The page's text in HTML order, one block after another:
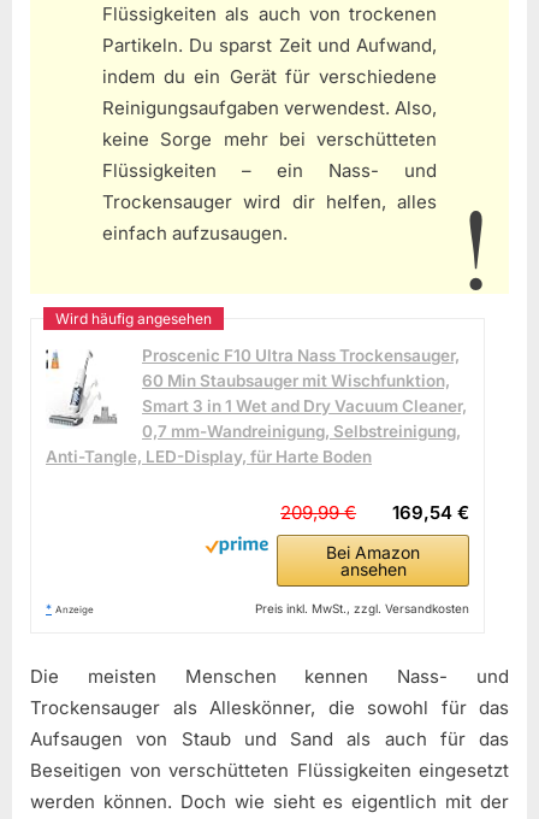
Flüssigkeiten als auch von trockenen
Partikeln. Du sparst Zeit und Aufwand,
indem du ein Gerät für verschiedene
Reinigungsaufgaben verwendest. Also,
keine Sorge mehr bei verschütteten
Flüssigkeiten – ein Nass- und
Trockensauger wird dir helfen, alles
einfach aufzusaugen.
Proscenic F10 Ultra Nass Trockensauger,
60 Min Staubsauger mit Wischfunktion,
Smart 3 in 1 Wet and Dry Vacuum Cleaner,
0,7 mm-Wandreinigung, Selbstreinigung,
Anti-Tangle, LED-Display, für Harte Boden
169,54 €
209,99 €
Bei Amazon
ansehen
* Anzeige Preis inkl. MwSt., zzgl. Versandkosten
Die meisten Menschen kennen Nass- und
Trockensauger als Alleskönner, die sowohl für das
Aufsaugen von Staub und Sand als auch für das
Beseitigen von verschütteten Flüssigkeiten eingesetzt
werden können. Doch wie sieht es eigentlich mit der